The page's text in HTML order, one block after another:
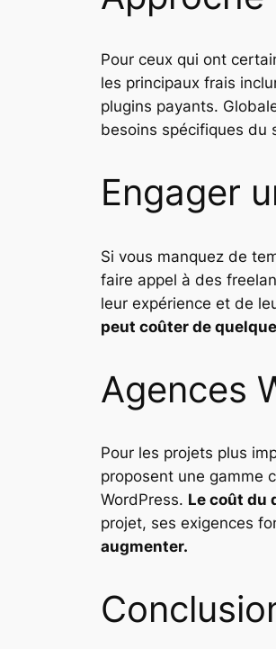
Pour ceux qui ont
les principaux frais
plugins payants.
besoins spécifiques du
Engager
Si vous manquez de
faire appel à des
leur expérience et de
peut coûter de
Agences
Pour les projets plus
proposent une gamme
WordPress. Le coût du
projet, ses exigences
augmenter.